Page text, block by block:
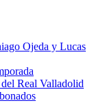
Ojeda y Lucas
Real Valladolid